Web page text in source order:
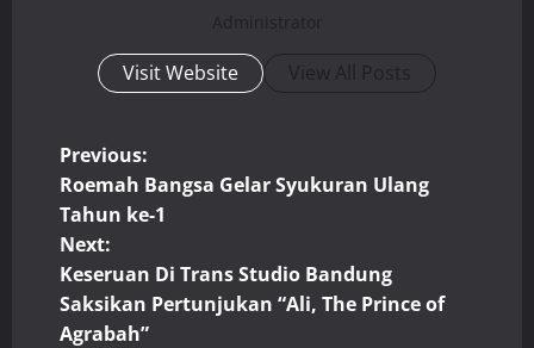
Administrator
Visit Website View All Posts
P
o
s
t
Previous:
Roemah Bangsa Gelar Syukuran Ulang
Tahun ke-1
Next:
Keseruan Di Trans Studio Bandung
Saksikan Pertunjukan “Ali, The Prince of
Agrabah”